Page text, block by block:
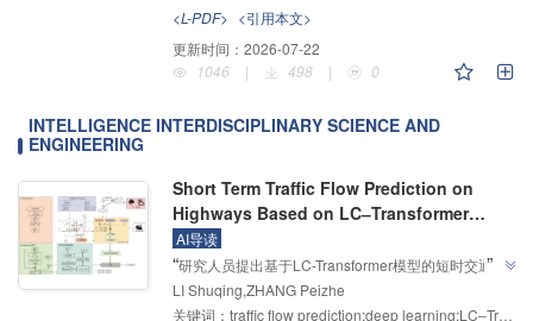
解，为解决深大基坑减压降水优化设计提供解决方
案。”
<L-PDF> <引用本文>
更新时间： 2026-07-22
1046
| 498 | 0
INTELLIGENCE INTERDISCIPLINARY SCIENCE AND
ENGINEERING
Short Term Traffic Flow Prediction on
Highways Based on LC‒Transformer
Model
AI导读
“研究人员提出基于LC-Transformer模型的短时交通流
预测方法，结合长短期记忆网络、条件变分自编码器及
多源数据，"旨在更好地捕捉交通流中的非线性关系、
”
LI Shuqing,ZHANG Peizhe
关键词： traffic flow prediction;deep learning;LC‒Transformer model;spatiotemporal dynamics;multi-factor data;self-attention mechanism